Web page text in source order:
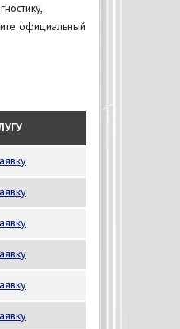
официальный